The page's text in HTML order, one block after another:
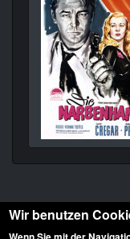
Wir benutzen